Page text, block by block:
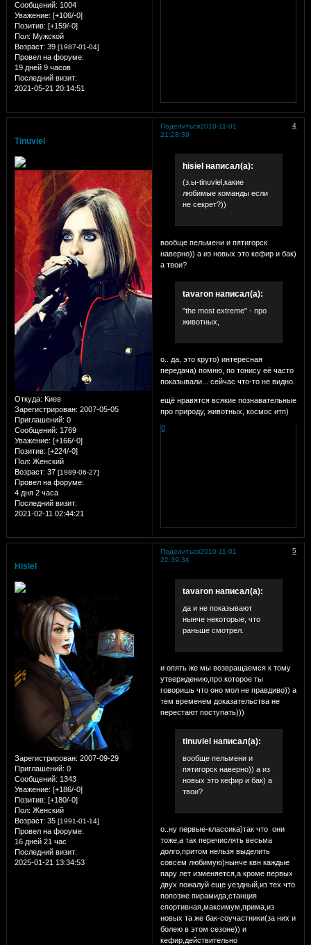
Сообщений: 1004
Уважение: [+106/-0]
Позитив: [+159/-0]
Пол: Мужской
Возраст: 39 [1987-01-04]
Провел на форуме:
19 дней 9 часов
Последний визит:
2021-05-21 20:14:51
Поделиться 4
2010-11-01
21:28:39
Tinuviel
Откуда: Киев
Зарегистрирован: 2007-05-05
Приглашений: 0
Сообщений: 1769
Уважение: [+166/-0]
Позитив: [+224/-0]
Пол: Женский
Возраст: 37 [1989-06-27]
Провел на форуме:
4 дня 2 часа
Последний визит:
2021-02-11 02:44:21
hisiel написал(а):
(з.ы-tinuviel,какие
любимые команды если
не секрет?))
вообще пельмени и пятигорск
наверно)) а из новых это кефир и бак)
а твои?
tavaron написал(а):
"the most extreme" - про
животных,
о.. да, это круто) интересная
передача) помню, по тонису её часто
показывали... сейчас что-то не видно.
ещё нравятся всякие познавательные
про природу, животных, космос итп)
0
Поделиться 5
2010-11-01
22:39:34
Hisiel
Зарегистрирован: 2007-09-29
Приглашений: 0
Сообщений: 1343
Уважение: [+186/-0]
Позитив: [+180/-0]
Пол: Женский
Возраст: 35 [1991-01-14]
Провел на форуме:
16 дней 21 час
Последний визит:
2025-01-21 13:34:53
tavaron написал(а):
да и не показывают
нынче некоторые, что
раньше смотрел.
и опять же мы возвращаемся к тому
утверждению,про которое ты
говоришь что оно мол не правдиво)) а
тем временем доказательства не
перестают поступать)))
tinuviel написал(а):
вообще пельмени и
пятигорск наверно)) а из
новых это кефир и бак) а
твои?
о..ну первые-классика)так что они
тоже,а так перечислять весьма
долго,притом нельзя выделить
совсем любимую)нынче квн каждые
пару лет изменяется,а кроме первых
двух пожалуй еще уездный,из тех что
попозже пирамида,станция
спортивная,максимум,прима,из
новых та же бак-соучастники(за них и
болею в этом сезоне)) и
кефир,действительно